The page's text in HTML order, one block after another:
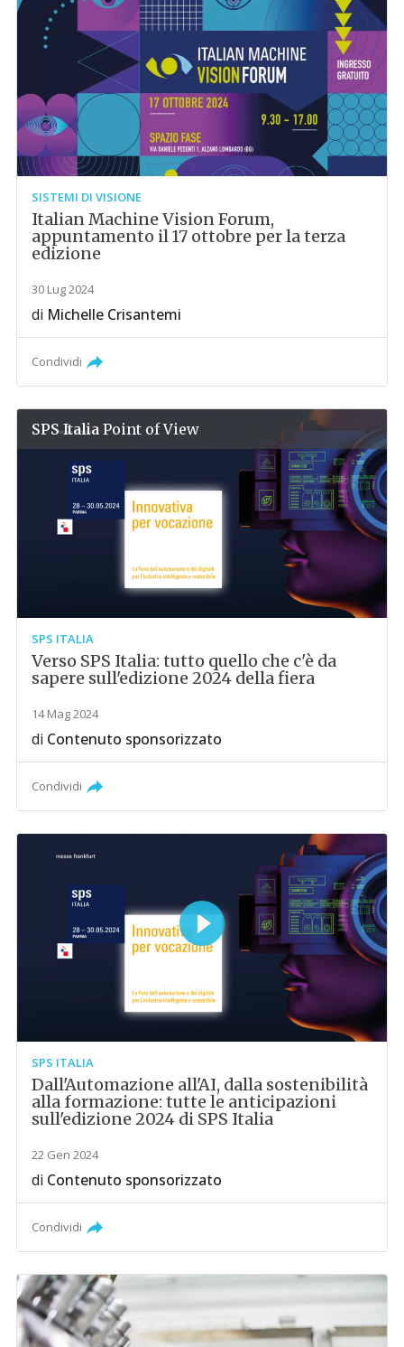
SISTEMI DI VISIONE
Italian Machine Vision Forum,
appuntamento il 17 ottobre per la terza
edizione
30 Lug 2024
di Michelle Crisantemi
Condividi
SPS Italia Point of View
SPS ITALIA
Verso SPS Italia: tutto quello che c'è da
sapere sull'edizione 2024 della fiera
14 Mag 2024
di Contenuto sponsorizzato
Condividi
SPS ITALIA
Dall'Automazione all'AI, dalla sostenibilità
alla formazione: tutte le anticipazioni
sull'edizione 2024 di SPS Italia
22 Gen 2024
di Contenuto sponsorizzato
Condividi